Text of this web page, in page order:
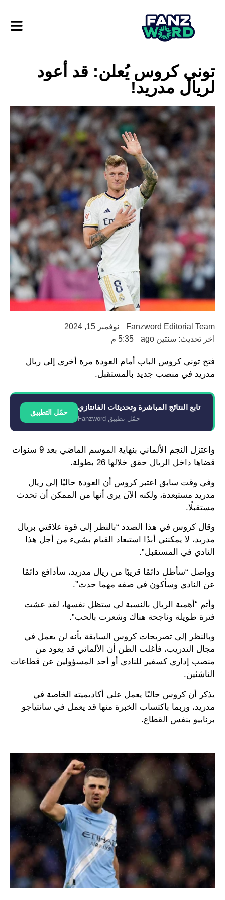
توني كروس يُعلن: قد أعود
لريال مدريد!
Fanzword Editorial Team
نوفمبر 15, 2024
اخر تحديث: سنتين ago
5:35 م
فتح توني كروس الباب أمام العودة مرة أخرى إلى ريال
مدريد في منصب جديد بالمستقبل.
تابع النتائج المباشرة وتحديثات الفانتازي
حمّل تطبيق Fanzword
حمّل التطبيق
واعتزل النجم الألماني بنهاية الموسم الماضي بعد 9 سنوات
قضاها داخل الريال حقق خلالها 26 بطولة.
وفي وقت سابق اعتبر كروس أن العودة حاليًا إلى ريال
مدريد مستبعدة، ولكنه الآن يرى أنها من الممكن أن تحدث
مستقبلًا.
وقال كروس في هذا الصدد “بالنظر إلى قوة علاقتي بريال
مدريد، لا يمكنني أبدًا استبعاد القيام بشيء من أجل هذا
النادي في المستقبل”.
وواصل “سأظل دائمًا قريبًا من ريال مدريد، سأدافع دائمًا
عن النادي وسأكون في صفه مهما حدث”.
وأتم “أهمية الريال بالنسبة لي ستظل نفسها، لقد عشت
فترة طويلة وناجحة هناك وشعرت بالحب”.
وبالنظر إلى تصريحات كروس السابقة بأنه لن يعمل في
مجال التدريب، فأغلب الظن أن الألماني قد يعود من
منصب إداري كسفير للنادي أو أحد المسؤولين عن قطاعات
الناشئين.
يذكر أن كروس حاليًا يعمل على أكاديميته الخاصة في
مدريد، وربما باكتساب الخبرة منها قد يعمل في سانتياجو
برنابيو بنفس القطاع.